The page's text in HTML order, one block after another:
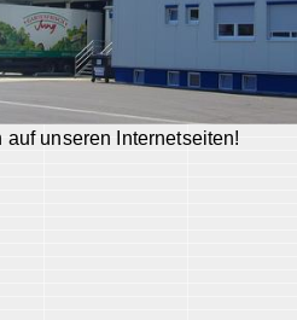
unseren Internetseiten!